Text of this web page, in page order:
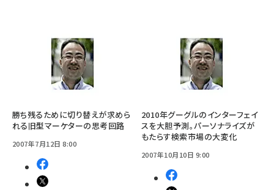
勝ち残るために切り替えが求めら
れる旧型マーケターの思考回路
2007年7月12日 8:00
2010年グーグルのインターフェイ
スを大胆予測。パーソナライズが
もたらす検索市場の大変化
2007年10月10日 9:00